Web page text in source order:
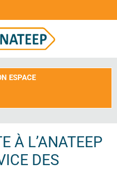
ESPACE
À L’ANATEEP
DES